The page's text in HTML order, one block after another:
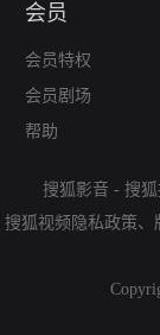
会员
会员特权
会员剧场
帮助
搜狐影音 - 搜
搜狐视频隐私政策、